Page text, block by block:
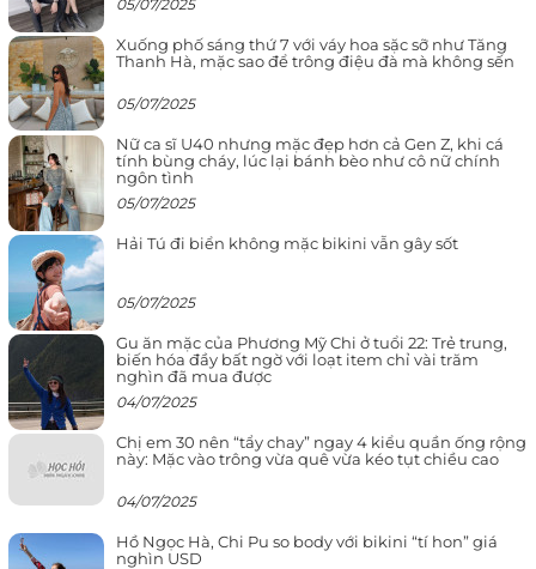
05/07/2025
Xuống phố sáng thứ 7 với váy hoa sặc sỡ như Tăng
Thanh Hà, mặc sao để trông điệu đà mà không sến
05/07/2025
Nữ ca sĩ U40 nhưng mặc đẹp hơn cả Gen Z, khi cá
tính bùng cháy, lúc lại bánh bèo như cô nữ chính
ngôn tình
05/07/2025
Hải Tú đi biển không mặc bikini vẫn gây sốt
05/07/2025
Gu ăn mặc của Phương Mỹ Chi ở tuổi 22: Trẻ trung,
biến hóa đầy bất ngờ với loạt item chỉ vài trăm
nghìn đã mua được
04/07/2025
Chị em 30 nên “tẩy chay” ngay 4 kiểu quần ống rộng
này: Mặc vào trông vừa quê vừa kéo tụt chiều cao
04/07/2025
Hồ Ngọc Hà, Chi Pu so body với bikini “tí hon” giá
nghìn USD